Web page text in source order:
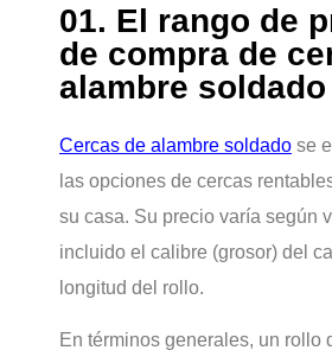
01. El rango de
de compra de
alambre soldado
Cercas de alambre soldado se
las opciones de cercas
su casa. Su precio varía según
incluido el calibre (grosor) del
longitud del rollo.
En términos generales, un rollo